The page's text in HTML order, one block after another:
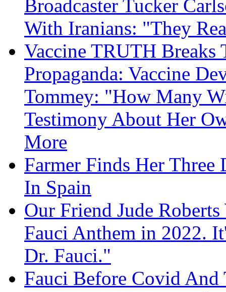
Broadcaster Tucker
With Iranians: "They
Vaccine TRUTH
Propaganda: Vaccine
Tommey: "How Many
Testimony About Her
More
Farmer Finds Her
In Spain
Our Friend Jude
Fauci Anthem in 2022.
Dr. Fauci."
Fauci Before Covid